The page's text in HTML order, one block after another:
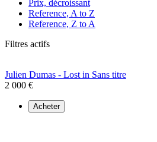
Prix, décroissant
Reference, A to Z
Reference, Z to A
Filtres actifs
Julien Dumas - Lost in Sans titre
2 000 €
Acheter